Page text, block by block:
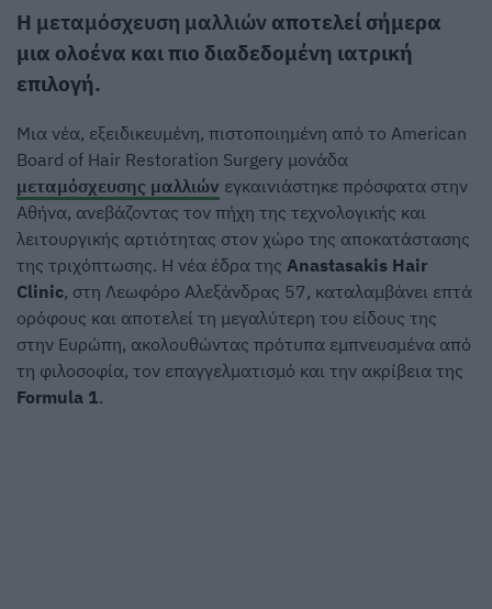
Η μεταμόσχευση μαλλιών αποτελεί σήμερα
μια ολοένα και πιο διαδεδομένη ιατρική
επιλογή.
Μια νέα, εξειδικευμένη, πιστοποιημένη από το American
Board of Hair Restoration Surgery μονάδα
μεταμόσχευσης μαλλιών εγκαινιάστηκε πρόσφατα στην
Αθήνα, ανεβάζοντας τον πήχη της τεχνολογικής και
λειτουργικής αρτιότητας στον χώρο της αποκατάστασης
της τριχόπτωσης. Η νέα έδρα της Anastasakis Hair
Clinic, στη Λεωφόρο Αλεξάνδρας 57, καταλαμβάνει επτά
ορόφους και αποτελεί τη μεγαλύτερη του είδους της
στην Ευρώπη, ακολουθώντας πρότυπα εμπνευσμένα από
τη φιλοσοφία, τον επαγγελματισμό και την ακρίβεια της
Formula 1.